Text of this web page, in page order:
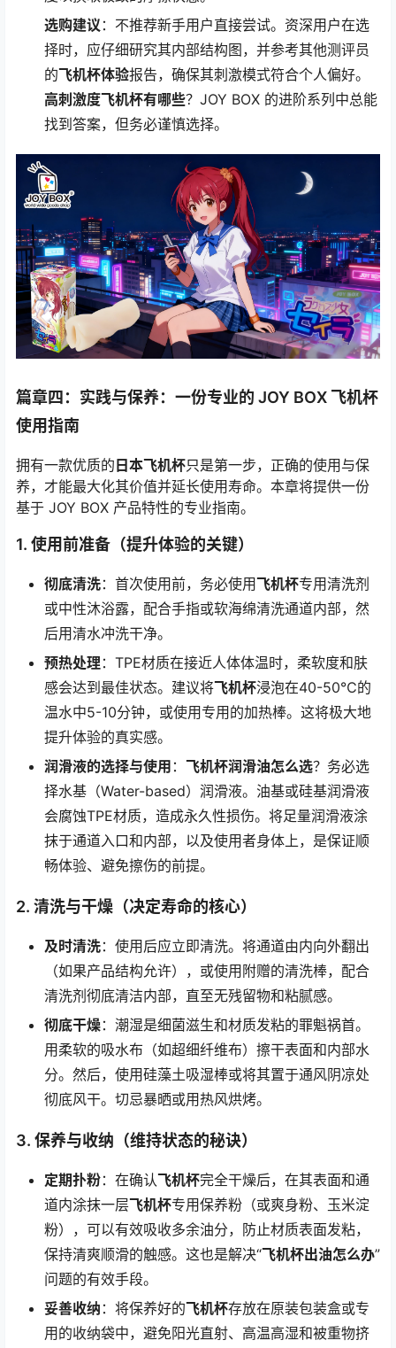
选购建议 ：不推荐新手用户直接尝试。资深用户在选
择时，应仔细研究其内部结构图，并参考其他测评员
的飞机杯体验报告，确保其刺激模式符合个人偏好。
高刺激度飞机杯有哪些？JOY BOX 的进阶系列中总能
找到答案，但务必谨慎选择。
篇章四：实践与保养：一份专业的 JOY BOX 飞机杯
使用指南
拥有一款优质的日本飞机杯只是第一步，正确的使用与保
养，才能最大化其价值并延长使用寿命。本章将提供一份
基于 JOY BOX 产品特性的专业指南。
1. 使用前准备（提升体验的关键）
彻底清洗：首次使用前，务必使用飞机杯专用清洗剂
或中性沐浴露，配合手指或软海绵清洗通道内部，然
后用清水冲洗干净。
预热处理 ：TPE材质在接近人体体温时，柔软度和肤
感会达到最佳状态。建议将飞机杯浸泡在40-50℃的
温水中5-10分钟，或使用专用的加热棒。这将极大地
提升体验的真实感。
润滑液的选择与使用 ： 飞机杯润滑油怎么选？务必选
择水基（Water-based）润滑液。油基或硅基润滑液
会腐蚀TPE材质，造成永久性损伤。将足量润滑液涂
抹于通道入口和内部，以及使用者身体上，是保证顺
畅体验、避免擦伤的前提。
2. 清洗与干燥（决定寿命的核心）
及时清洗：使用后应立即清洗。将通道由内向外翻出
（如果产品结构允许），或使用附赠的清洗棒，配合
清洗剂彻底清洁内部，直至无残留物和粘腻感。
彻底干燥：潮湿是细菌滋生和材质发粘的罪魁祸首。
用柔软的吸水布（如超细纤维布）擦干表面和内部水
分。然后，使用硅藻土吸湿棒或将其置于通风阴凉处
彻底风干。切忌暴晒或用热风烘烤。
3. 保养与收纳（维持状态的秘诀）
定期扑粉：在确认飞机杯完全干燥后，在其表面和通
道内涂抹一层飞机杯专用保养粉（或爽身粉、玉米淀
粉），可以有效吸收多余油分，防止材质表面发粘，
保持清爽顺滑的触感。这也是解决“飞机杯出油怎么办”
问题的有效手段。
妥善收纳 ：将保养好的飞机杯存放在原装包装盒或专
用的收纳袋中，避免阳光直射、高温高湿和被重物挤